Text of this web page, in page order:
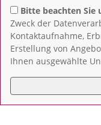
Bitte beachten Sie
Zweck der
Kontaktaufnahme,
Erstellung von
Ihnen ausgewählte